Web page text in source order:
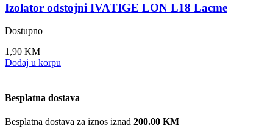
Izolator odstojni IVATIGE LON L18 Lacme
Dostupno
1,90 KM
Dodaj u korpu
Besplatna dostava
Besplatna dostava za iznos iznad 200.00 KM